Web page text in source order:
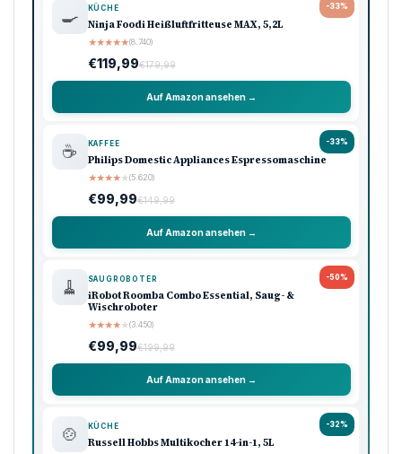
-33%
🍳 KÜCHE
Ninja Foodi Heißluftfritteuse MAX, 5,2L
★★★★★(8.740)
€119,99€179,99
Auf Amazon ansehen →
-33%
☕ KAFFEE
Philips Domestic Appliances Espressomaschine
★★★★★(5.620)
€99,99€149,99
Auf Amazon ansehen →
-50%
🧹 SAUGROBOTER
iRobot Roomba Combo Essential, Saug- &
Wischroboter
★★★★★(3.450)
€99,99€199,99
Auf Amazon ansehen →
-32%
🍲 KÜCHE
Russell Hobbs Multikocher 14-in-1, 5L